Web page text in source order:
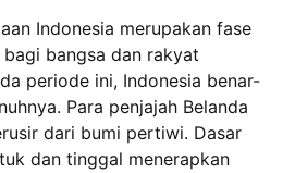
Indonesia merupakan fase
bangsa dan rakyat
periode ini, Indonesia benar-
Para penjajah Belanda
dari bumi pertiwi. Dasar
dan tinggal menerapkan